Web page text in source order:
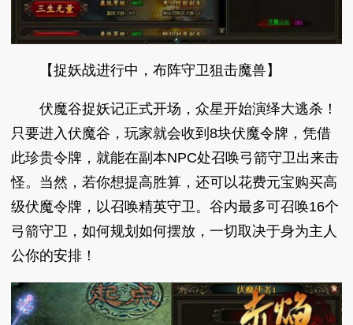
【捉妖战进行中，布阵守卫狙击魔兽】
伏魔谷捉妖记正式开场，众星开始演绎大逃杀！
只要进入伏魔谷，玩家就会收到8块伏魔令牌，凭借
此珍贵令牌，就能在副本NPC处召唤弓箭守卫出来击
怪。当然，若你想提高胜算，还可以花费元宝购买高
级伏魔令牌，以召唤精英守卫。谷内最多可召唤16个
弓箭守卫，如何规划如何摆放，一切取决于身为主人
公你的安排！